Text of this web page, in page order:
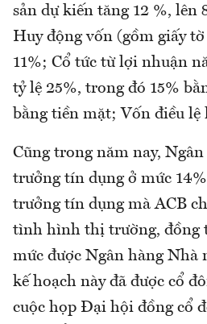
sản dự kiến tăng 12 %, lên
Huy động vốn (gồm giấy
11%; Cổ tức từ lợi nhuận
tỷ lệ 25%, trong đó 15%
bằng tiền mặt; Vốn điều lệ
Cũng trong năm nay,
trưởng tín dụng ở mức
trưởng tín dụng mà ACB
tình hình thị trường, đồng
mức được Ngân hàng Nhà
kế hoạch này đã được cổ
cuộc họp Đại hội đồng cổ